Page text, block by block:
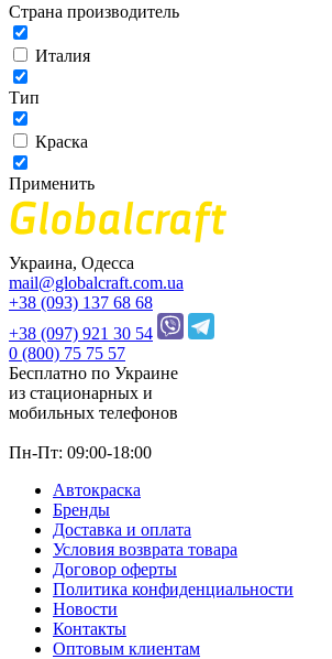
Страна производитель
Италия
Тип
Краска
Применить
Украина, Одесса
mail@globalcraft.com.ua
+38 (093) 137 68 68
+38 (097) 921 30 54
0 (800) 75 75 57
Бесплатно по Украине
из стационарных и
мобильных телефонов
Пн-Пт: 09:00-18:00
Автокраска
Бренды
Доставка и оплата
Условия возврата товара
Договор оферты
Политика конфиденциальности
Новости
Контакты
Оптовым клиентам